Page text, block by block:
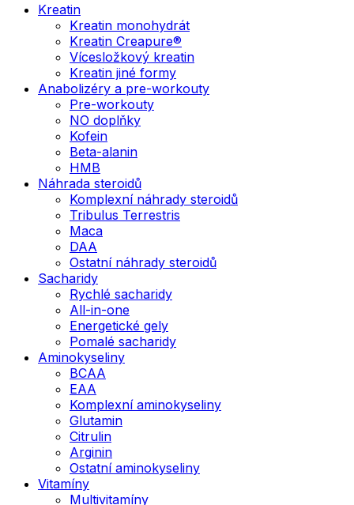
Kreatin
Kreatin monohydrát
Kreatin Creapure®
Vícesložkový kreatin
Kreatin jiné formy
Anabolizéry a pre-workouty
Pre-workouty
NO doplňky
Kofein
Beta-alanin
HMB
Náhrada steroidů
Komplexní náhrady steroidů
Tribulus Terrestris
Maca
DAA
Ostatní náhrady steroidů
Sacharidy
Rychlé sacharidy
All-in-one
Energetické gely
Pomalé sacharidy
Aminokyseliny
BCAA
EAA
Komplexní aminokyseliny
Glutamin
Citrulin
Arginin
Ostatní aminokyseliny
Vitamíny
Multivitamíny